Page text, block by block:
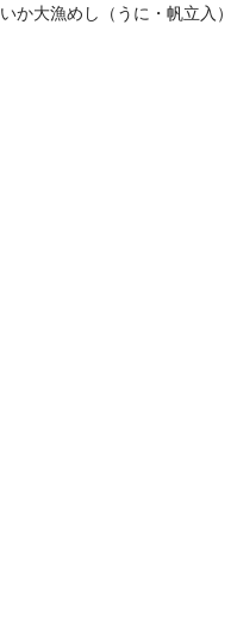
いか大漁めし（うに・帆立